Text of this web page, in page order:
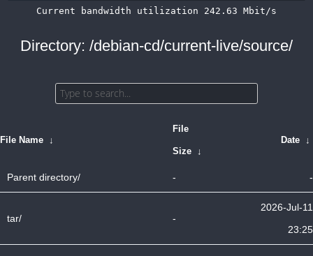
Directory: /debian-cd/current-live/source/
File Name ↓
File
Size ↓
Date ↓
Parent directory/ - -
tar/ -
2026-Jul-11
23:25